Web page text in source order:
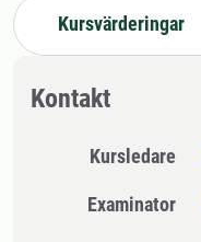
Kursvärderingar
Kontakt
Kursledare
Examinator